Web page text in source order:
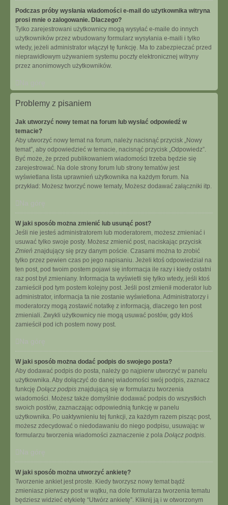
Podczas próby wysłania wiadomości e-mail do użytkownika witryna
prosi mnie o zalogowanie. Dlaczego?
Tylko zarejestrowani użytkownicy mogą wysyłać e-maile do innych
użytkowników przez wbudowany formularz wysyłania e-maili i tylko
wtedy, jeżeli administrator włączył tę funkcję. Ma to zabezpieczać przed
nieprawidłowym używaniem systemu poczty elektronicznej witryny
przez anonimowych użytkowników.
Problemy z pisaniem
Jak utworzyć nowy temat na forum lub wysłać odpowiedź w
temacie?
Aby utworzyć nowy temat na forum, należy nacisnąć przycisk „Nowy
temat”, aby odpowiedzieć w temacie, nacisnąć przycisk „Odpowiedz”.
Być może, że przed publikowaniem wiadomości trzeba będzie się
zarejestrować. Na dole strony forum lub strony tematów jest
wyświetlana lista uprawnień użytkownika na każdym forum. Na
przykład: Możesz tworzyć nowe tematy, Możesz dodawać załączniki itp.
Na górę
W jaki sposób można zmienić lub usunąć post?
Jeśli nie jesteś administratorem lub moderatorem, możesz zmieniać i
usuwać tylko swoje posty. Możesz zmienić post, naciskając przycisk
Zmień znajdujący się przy danym poście. Czasami można to zrobić
tylko przez pewien czas po jego napisaniu. Jeżeli ktoś odpowiedział na
ten post, pod twoim postem pojawi się informacja ile razy i kiedy ostatni
raz post był zmieniany. Informacja ta wyświetli się tylko wtedy, jeśli ktoś
zamieścił pod tym postem kolejny post. Jeśli post zmienił moderator lub
administrator, informacja ta nie zostanie wyświetlona. Administratorzy i
moderatorzy mogą zostawić notatkę z informacją, dlaczego ten post
zmieniali. Zwykli użytkownicy nie mogą usuwać postów, gdy ktoś
zamieścił pod ich postem nowy post.
Na górę
W jaki sposób można dodać podpis do swojego posta?
Aby dodawać podpis do posta, należy go najpierw utworzyć w panelu
użytkownika. Aby dołączyć do danej wiadomości swój podpis, zaznacz
funkcję Dołącz podpis znajdującą się w formularzu tworzenia
wiadomości. Możesz także domyślnie dodawać podpis do wszystkich
swoich postów, zaznaczając odpowiednią funkcję w panelu
użytkownika. Po uaktywnieniu tej funkcji, za każdym razem pisząc post,
możesz zdecydować o niedodawaniu do niego podpisu, usuwając w
formularzu tworzenia wiadomości zaznaczenie z pola Dołącz podpis.
Na górę
W jaki sposób można utworzyć ankietę?
Tworzenie ankiet jest proste. Kiedy tworzysz nowy temat bądź
zmieniasz pierwszy post w wątku, na dole formularza tworzenia tematu
będziesz widzieć etykietę “Utwórz ankietę”. Kliknij ją i w otworzonym